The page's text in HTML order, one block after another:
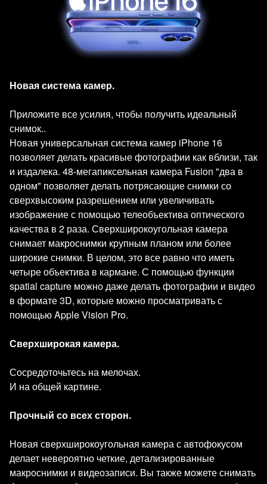
Новая система камер.
Приложите все усилия, чтобы получить идеальный
снимок..
Новая универсальная система камер iPhone 16
позволяет делать красивые фотографии как вблизи, так
и издалека. 48-мегапиксельная камера Fusion "два в
одном" позволяет делать потрясающие снимки со
сверхвысоким разрешением или увеличивать
изображение с помощью телеобъектива оптического
качества в 2 раза. Сверхширокоугольная камера
снимает макроснимки крупным планом или более
широкие снимки. В целом, это все равно что иметь
четыре объектива в кармане. С помощью функции
spatial capture можно даже делать фотографии и видео
в формате 3D, которые можно просматривать с
помощью Apple Vision Pro.
Сверхширокая камера.
Сосредоточьтесь на мелочах.
И на общей картине.
Прочный со всех сторон.
Новая сверхширокоугольная камера с автофокусом
делает невероятно четкие, детализированные
макроснимки и видеозаписи. Вы также можете снимать